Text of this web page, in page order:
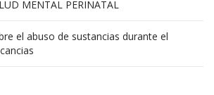
MENTAL PERINATAL
el abuso de sustancias durante el